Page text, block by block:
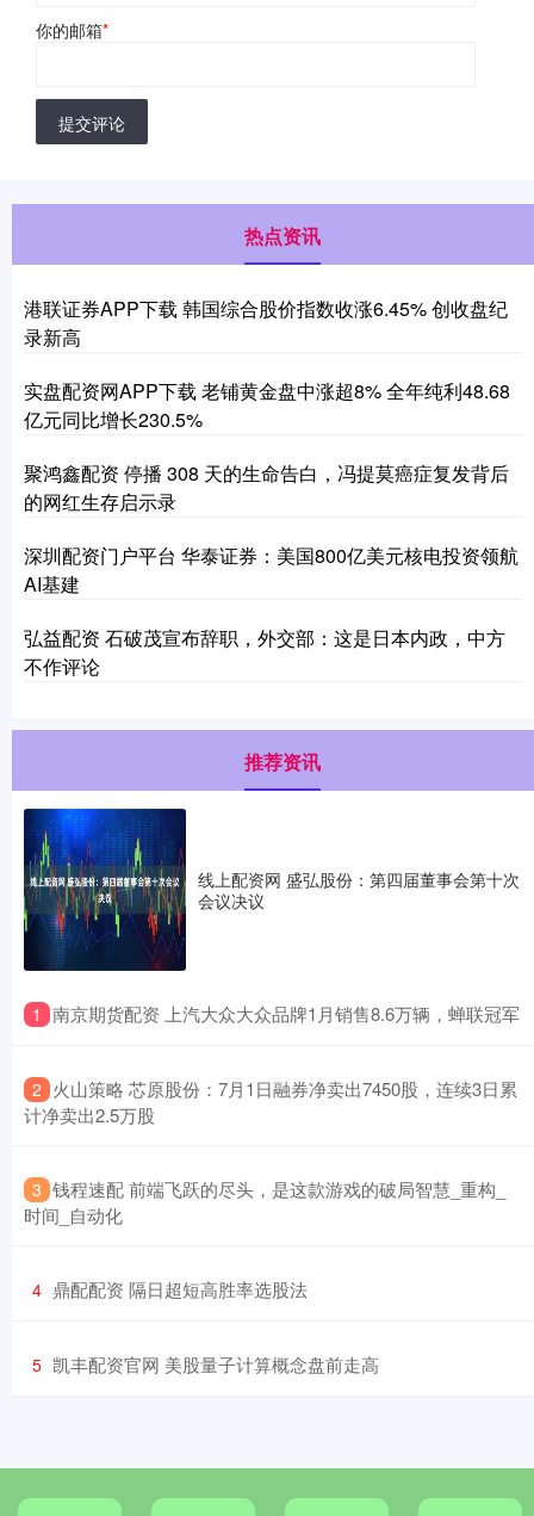
你的邮箱*
提交评论
热点资讯
港联证券APP下载 韩国综合股价指数收涨6.45% 创收盘纪
录新高
实盘配资网APP下载 老铺黄金盘中涨超8% 全年纯利48.68
亿元同比增长230.5%
聚鸿鑫配资 停播 308 天的生命告白，冯提莫癌症复发背后
的网红生存启示录
深圳配资门户平台 华泰证券：美国800亿美元核电投资领航
AI基建
弘益配资 石破茂宣布辞职，外交部：这是日本内政，中方
不作评论
推荐资讯
线上配资网 盛弘股份：第四届董事会第十次
会议决议
1 ​南京期货配资 上汽大众大众品牌1月销售8.6万辆，蝉联冠军
2 ​火山策略 芯原股份：7月1日融券净卖出7450股，连续3日累
计净卖出2.5万股
3 ​钱程速配 前端飞跃的尽头，是这款游戏的破局智慧_重构_
时间_自动化
4 ​鼎配配资 隔日超短高胜率选股法
5 ​凯丰配资官网 美股量子计算概念盘前走高